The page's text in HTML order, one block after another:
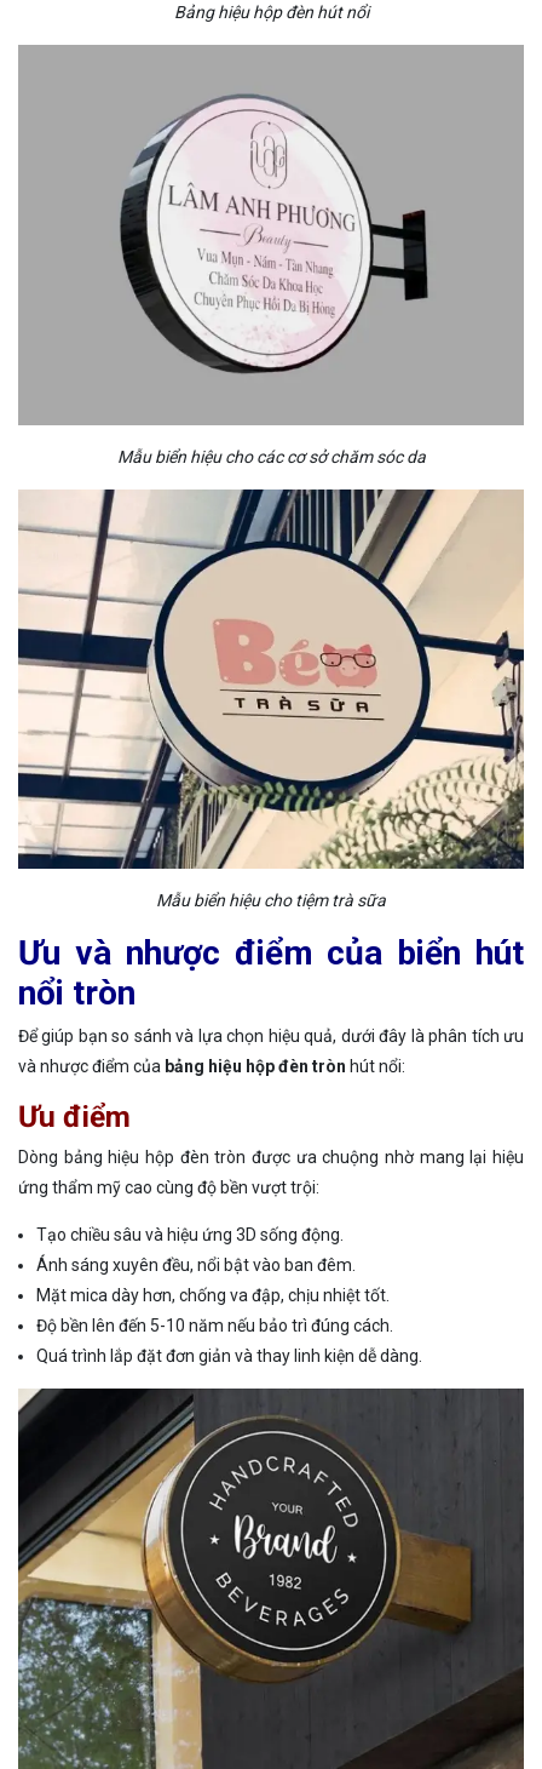
Bảng hiệu hộp đèn hút nổi
Mẫu biển hiệu cho các cơ sở chăm sóc da
Mẫu biển hiệu cho tiệm trà sữa
Ưu và nhược điểm của biển hút
nổi tròn
Để giúp bạn so sánh và lựa chọn hiệu quả, dưới đây là phân tích ưu
và nhược điểm của bảng hiệu hộp đèn tròn hút nổi:
Ưu điểm
Dòng bảng hiệu hộp đèn tròn được ưa chuộng nhờ mang lại hiệu
ứng thẩm mỹ cao cùng độ bền vượt trội:
Tạo chiều sâu và hiệu ứng 3D sống động.
Ánh sáng xuyên đều, nổi bật vào ban đêm.
Mặt mica dày hơn, chống va đập, chịu nhiệt tốt.
Độ bền lên đến 5-10 năm nếu bảo trì đúng cách.
Quá trình lắp đặt đơn giản và thay linh kiện dễ dàng.